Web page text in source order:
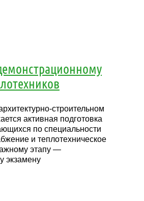
строительном
активная подготовка
по специальности
и теплотехническое
этапу —
экзамену